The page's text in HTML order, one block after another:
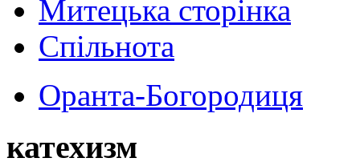
Митецька сторінка
Спільнота
Оранта-Богородиця
катехизм